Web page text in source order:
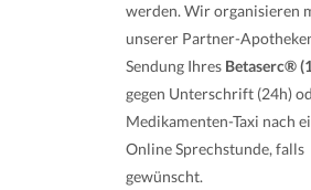
werden. Wir organisieren
unserer Partner-
Sendung Ihres Betaserc®
gegen Unterschrift (24h)
Medikamenten-Taxi nach
Online Sprechstunde, falls
gewünscht.